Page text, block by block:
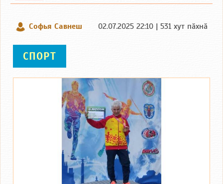
Софья Савнеш 02.07.2025 22:10 | 531 хут пӑхнӑ
СПОРТ